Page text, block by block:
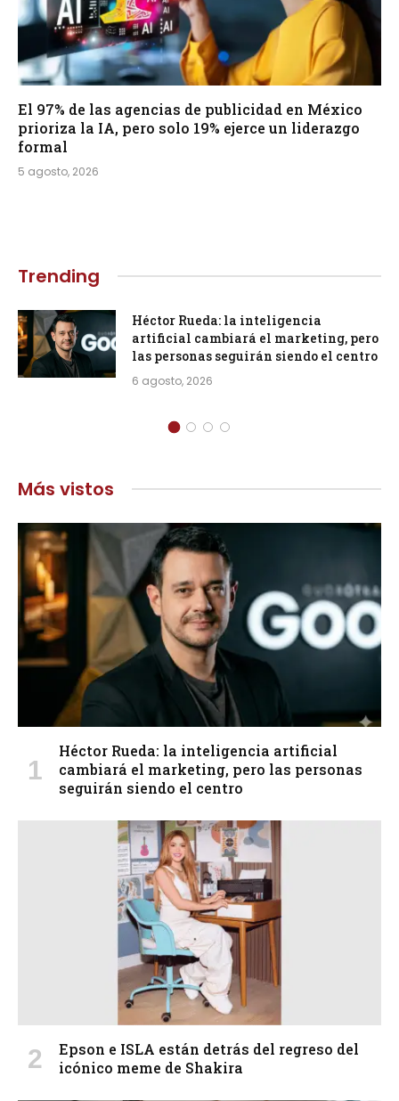
El 97% de las agencias de publicidad en México
prioriza la IA, pero solo 19% ejerce un liderazgo
formal
5 agosto, 2026
Trending
Héctor Rueda: la inteligencia
artificial cambiará el marketing, pero
las personas seguirán siendo el centro
6 agosto, 2026
Más vistos
Héctor Rueda: la inteligencia artificial
cambiará el marketing, pero las personas
seguirán siendo el centro
Epson e ISLA están detrás del regreso del
icónico meme de Shakira